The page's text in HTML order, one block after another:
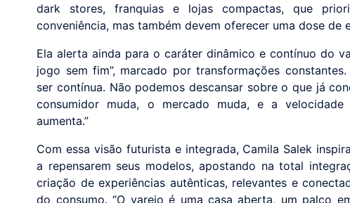
dark stores, franquias e lojas compactas, que
conveniência, mas também devem oferecer uma dose de
Ela alerta ainda para o caráter dinâmico e contínuo do
jogo sem fim”, marcado por transformações constantes.
ser contínua. Não podemos descansar sobre o que já
consumidor muda, o mercado muda, e a velocidade
aumenta.”
Com essa visão futurista e integrada, Camila Salek
a repensarem seus modelos, apostando na total
criação de experiências autênticas, relevantes e
do consumo. “O varejo é uma casa aberta, um palco